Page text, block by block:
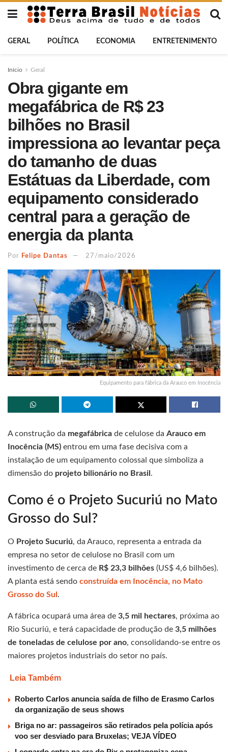
GERAL POLÍTICA ECONOMIA ENTRETENIMENTO
Início Geral
Obra gigante em
megafábrica de R$ 23
bilhões no Brasil
impressiona ao levantar peça
do tamanho de duas
Estátuas da Liberdade, com
equipamento considerado
central para a geração de
energia da planta
Por Felipe Dantas 27/maio/2026
Equipamento para fábrica da Arauco em Inocência
A construção da megafábrica de celulose da Arauco em
Inocência (MS) entrou em uma fase decisiva com a
instalação de um equipamento colossal que simboliza a
dimensão do projeto bilionário no Brasil .
Como é o Projeto Sucuriú no Mato
Grosso do Sul?
O Projeto Sucuriú, da Arauco, representa a entrada da
empresa no setor de celulose no Brasil com um
investimento de cerca de R$ 23,3 bilhões (US$ 4,6 bilhões).
A planta está sendo construída em Inocência, no Mato
Grosso do Sul .
A fábrica ocupará uma área de 3,5 mil hectares, próxima ao
Rio Sucuriú, e terá capacidade de produção de 3,5 milhões
de toneladas de celulose por ano, consolidando-se entre os
maiores projetos industriais do setor no país.
Leia Também
Roberto Carlos anuncia saída de filho de Erasmo Carlos
da organização de seus shows
Briga no ar: passageiros são retirados pela polícia após
voo ser desviado para Bruxelas; VEJA VÍDEO